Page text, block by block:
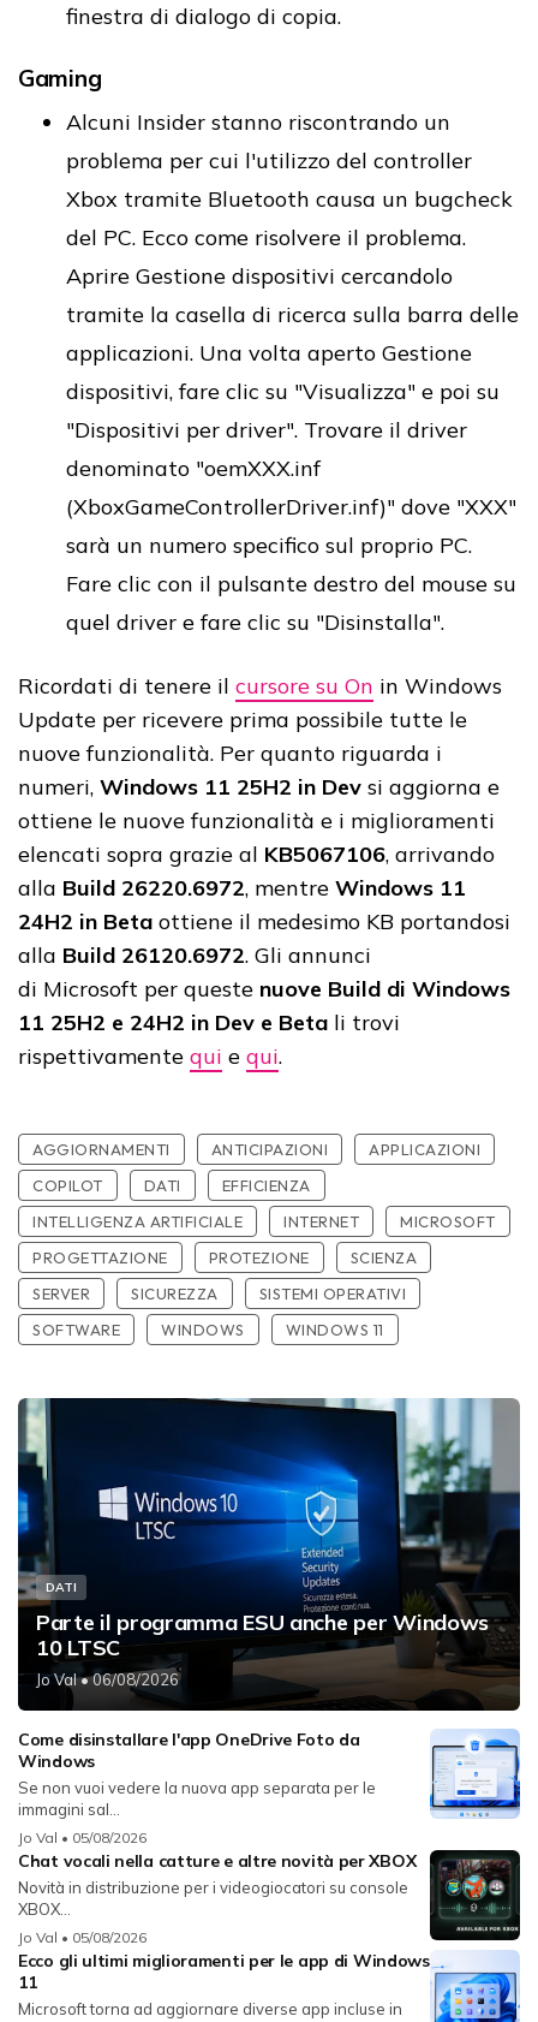
finestra di dialogo di copia.
Gaming
Alcuni Insider stanno riscontrando un
problema per cui l'utilizzo del controller
Xbox tramite Bluetooth causa un bugcheck
del PC. Ecco come risolvere il problema.
Aprire Gestione dispositivi cercandolo
tramite la casella di ricerca sulla barra delle
applicazioni. Una volta aperto Gestione
dispositivi, fare clic su "Visualizza" e poi su
"Dispositivi per driver". Trovare il driver
denominato "oemXXX.inf
(XboxGameControllerDriver.inf)" dove "XXX"
sarà un numero specifico sul proprio PC.
Fare clic con il pulsante destro del mouse su
quel driver e fare clic su "Disinstalla".
Ricordati di tenere il cursore su On in Windows
Update per ricevere prima possibile tutte le
nuove funzionalità. Per quanto riguarda i
numeri, Windows 11 25H2 in Dev si aggiorna e
ottiene le nuove funzionalità e i miglioramenti
elencati sopra grazie al KB5067106, arrivando
alla Build 26220.6972, mentre Windows 11
24H2 in Beta ottiene il medesimo KB portandosi
alla Build 26120.6972. Gli annunci
di Microsoft per queste nuove Build di Windows
11 25H2 e 24H2 in Dev e Beta li trovi
rispettivamente qui e qui.
AGGIORNAMENTI ANTICIPAZIONI
APPLICAZIONI
COPILOT
DATI
EFFICIENZA
INTELLIGENZA ARTIFICIALE
INTERNET
MICROSOFT
PROGETTAZIONE
PROTEZIONE
SCIENZA
SERVER
SICUREZZA
SISTEMI OPERATIVI
SOFTWARE
WINDOWS WINDOWS 11
DATI
Parte il programma ESU anche per Windows
10 LTSC
Jo Val• 06/08/2026
Come disinstallare l'app OneDrive Foto da
Windows
Se non vuoi vedere la nuova app separata per le
immagini sal...
Jo Val • 05/08/2026
Chat vocali nella catture e altre novità per XBOX
Novità in distribuzione per i videogiocatori su console
XBOX...
Jo Val • 05/08/2026
Ecco gli ultimi miglioramenti per le app di Windows
11
Microsoft torna ad aggiornare diverse app incluse in